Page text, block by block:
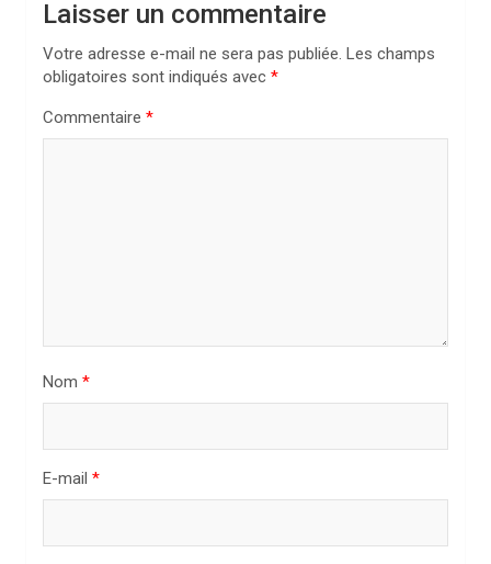
Laisser un commentaire
Votre adresse e-mail ne sera pas publiée. Les champs
obligatoires sont indiqués avec *
Commentaire *
Nom *
E-mail *